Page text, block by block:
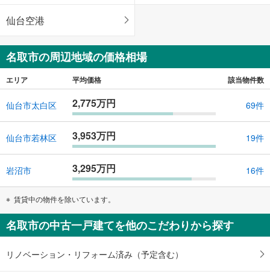
仙台空港
名取市の周辺地域の価格相場
エリア 平均価格 該当物件数
仙台市太白区 2,775万円 69件
仙台市若林区 3,953万円 19件
岩沼市 3,295万円 16件
賃貸中の物件を除いています。
名取市の中古一戸建てを他のこだわりから探す
リノベーション・リフォーム済み（予定含む）